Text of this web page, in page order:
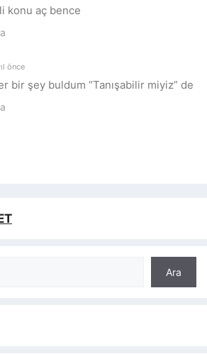
konu aç bence
önce
bir şey buldum “Tanışabilir miyiz” de
Ara